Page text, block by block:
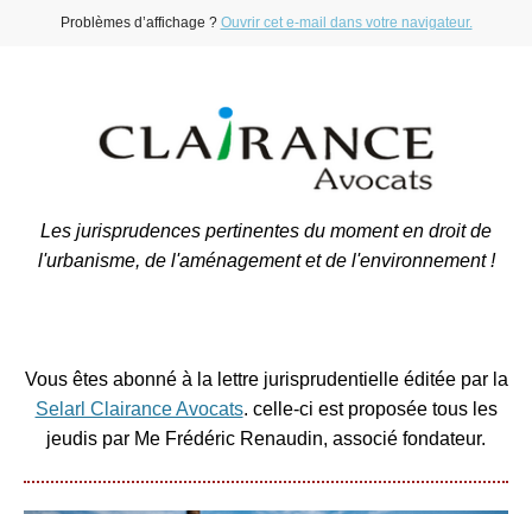
Problèmes d’affichage ? Ouvrir cet e-mail dans votre navigateur.
Les jurisprudences pertinentes du moment en droit de
l'urbanisme, de l'aménagement et de l'environnement !
Vous êtes abonné à la lettre jurisprudentielle éditée par la
Selarl Clairance Avocats. celle-ci est proposée tous les
jeudis par Me Frédéric Renaudin, associé fondateur.